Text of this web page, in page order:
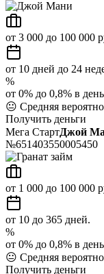
от 3 000 до 100 000
от 10 дней до 24
%
от 0% до 0,8% в
😐 Средняя
Получить деньги
Мега СтартДжой
№651403550005450
от 1 000 до 100 000
от 10 до 365 дней.
%
от 0% до 0,8% в
😐 Средняя
Получить деньги